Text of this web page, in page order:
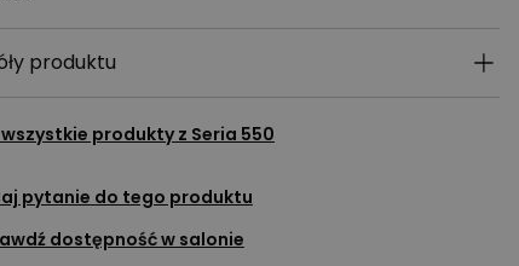
produktu
produkty z Seria 550
pytanie do tego produktu
dostępność w salonie